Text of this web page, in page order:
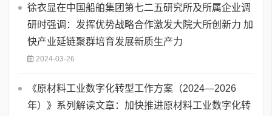
徐衣显在中国船舶集团第七二五研究所及所属企业调
研时强调：发挥优势战略合作激发大院大所创新力 加
快产业延链聚群培育发展新质生产力
2024-03-26
《原材料工业数字化转型工作方案（2024—2026
年）》系列解读文章：加快推进原材料工业数字化转